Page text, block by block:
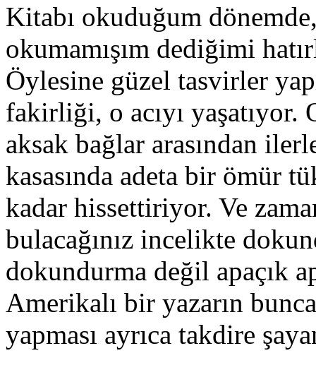
Kitabı okuduğum
okumamışım dediğimi
Öylesine güzel tasvirler
fakirliği, o acıyı yaşatıyor.
aksak bağlar arasından
kasasında adeta bir ömür
kadar hissettiriyor. Ve
bulacağınız incelikte
dokundurma değil apaçık
Amerikalı bir yazarın
yapması ayrıca takdire